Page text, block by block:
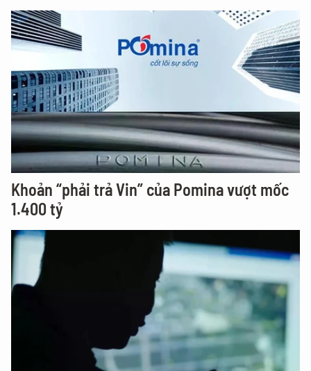
Khoản “phải trả Vin” của Pomina vượt mốc
1.400 tỷ